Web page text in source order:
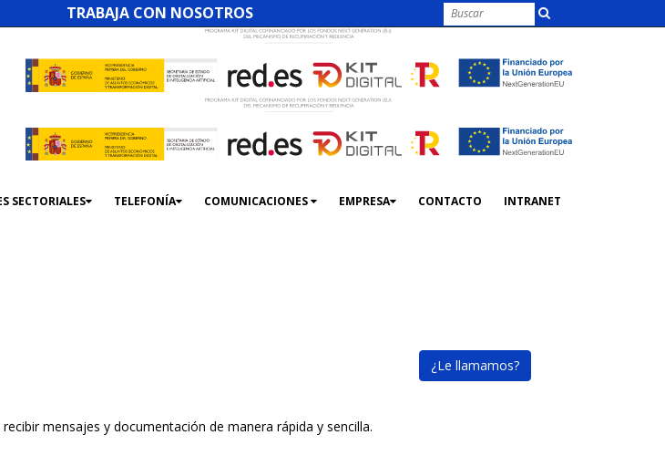
TRABAJA CON NOSOTROS
SECTORIALES TELEFONÍA COMUNICACIONES EMPRESA CONTACTO INTRANET
¿Le llamamos?
mensajes y documentación de manera rápida y sencilla.